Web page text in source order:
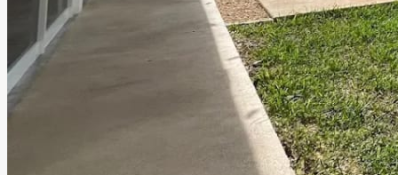
Información
Bienvenidos a El Jardín de Lucía, un espacio donde los
sueños florecen y cada evento cobra vida en un entorno
lleno de encanto. El lugar ideal para crear celebraciones
únicas, rodeadas de belleza, naturaleza y momentos